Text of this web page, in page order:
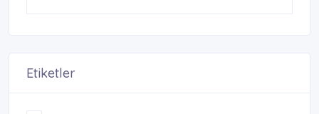
Etiketler